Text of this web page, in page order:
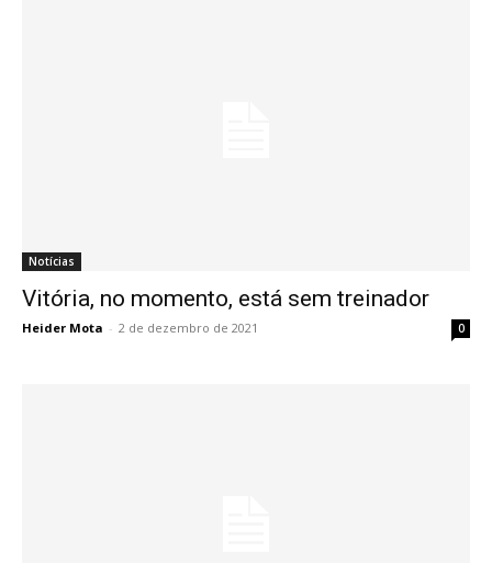
Notícias
Vitória, no momento, está sem treinador
Heider Mota - 2 de dezembro de 2021 0